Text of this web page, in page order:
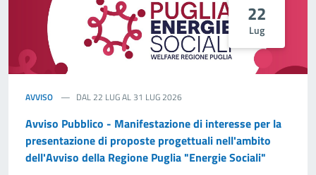
22
Lug
AVVISO DAL 22 LUG AL 31 LUG 2026
Avviso Pubblico - Manifestazione di interesse per la
presentazione di proposte progettuali nell'ambito
dell'Avviso della Regione Puglia "Energie Sociali"